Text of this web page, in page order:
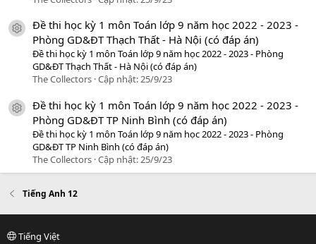
icon tài liệu
Đề thi học kỳ 1 môn Toán lớp 9 năm học 2022 - 2023 -
Phòng GD&ĐT Thạch Thất - Hà Nội (có đáp án)
Đề thi học kỳ 1 môn Toán lớp 9 năm học 2022 - 2023 - Phòng
GD&ĐT Thạch Thất - Hà Nội (có đáp án)
The Collectors Cập nhật:25/9/23
icon tài liệu
Đề thi học kỳ 1 môn Toán lớp 9 năm học 2022 - 2023 -
Phòng GD&ĐT TP Ninh Bình (có đáp án)
Đề thi học kỳ 1 môn Toán lớp 9 năm học 2022 - 2023 - Phòng
GD&ĐT TP Ninh Bình (có đáp án)
The Collectors Cập nhật: 25/9/23
Tiếng Anh 12
Tiếng Việt